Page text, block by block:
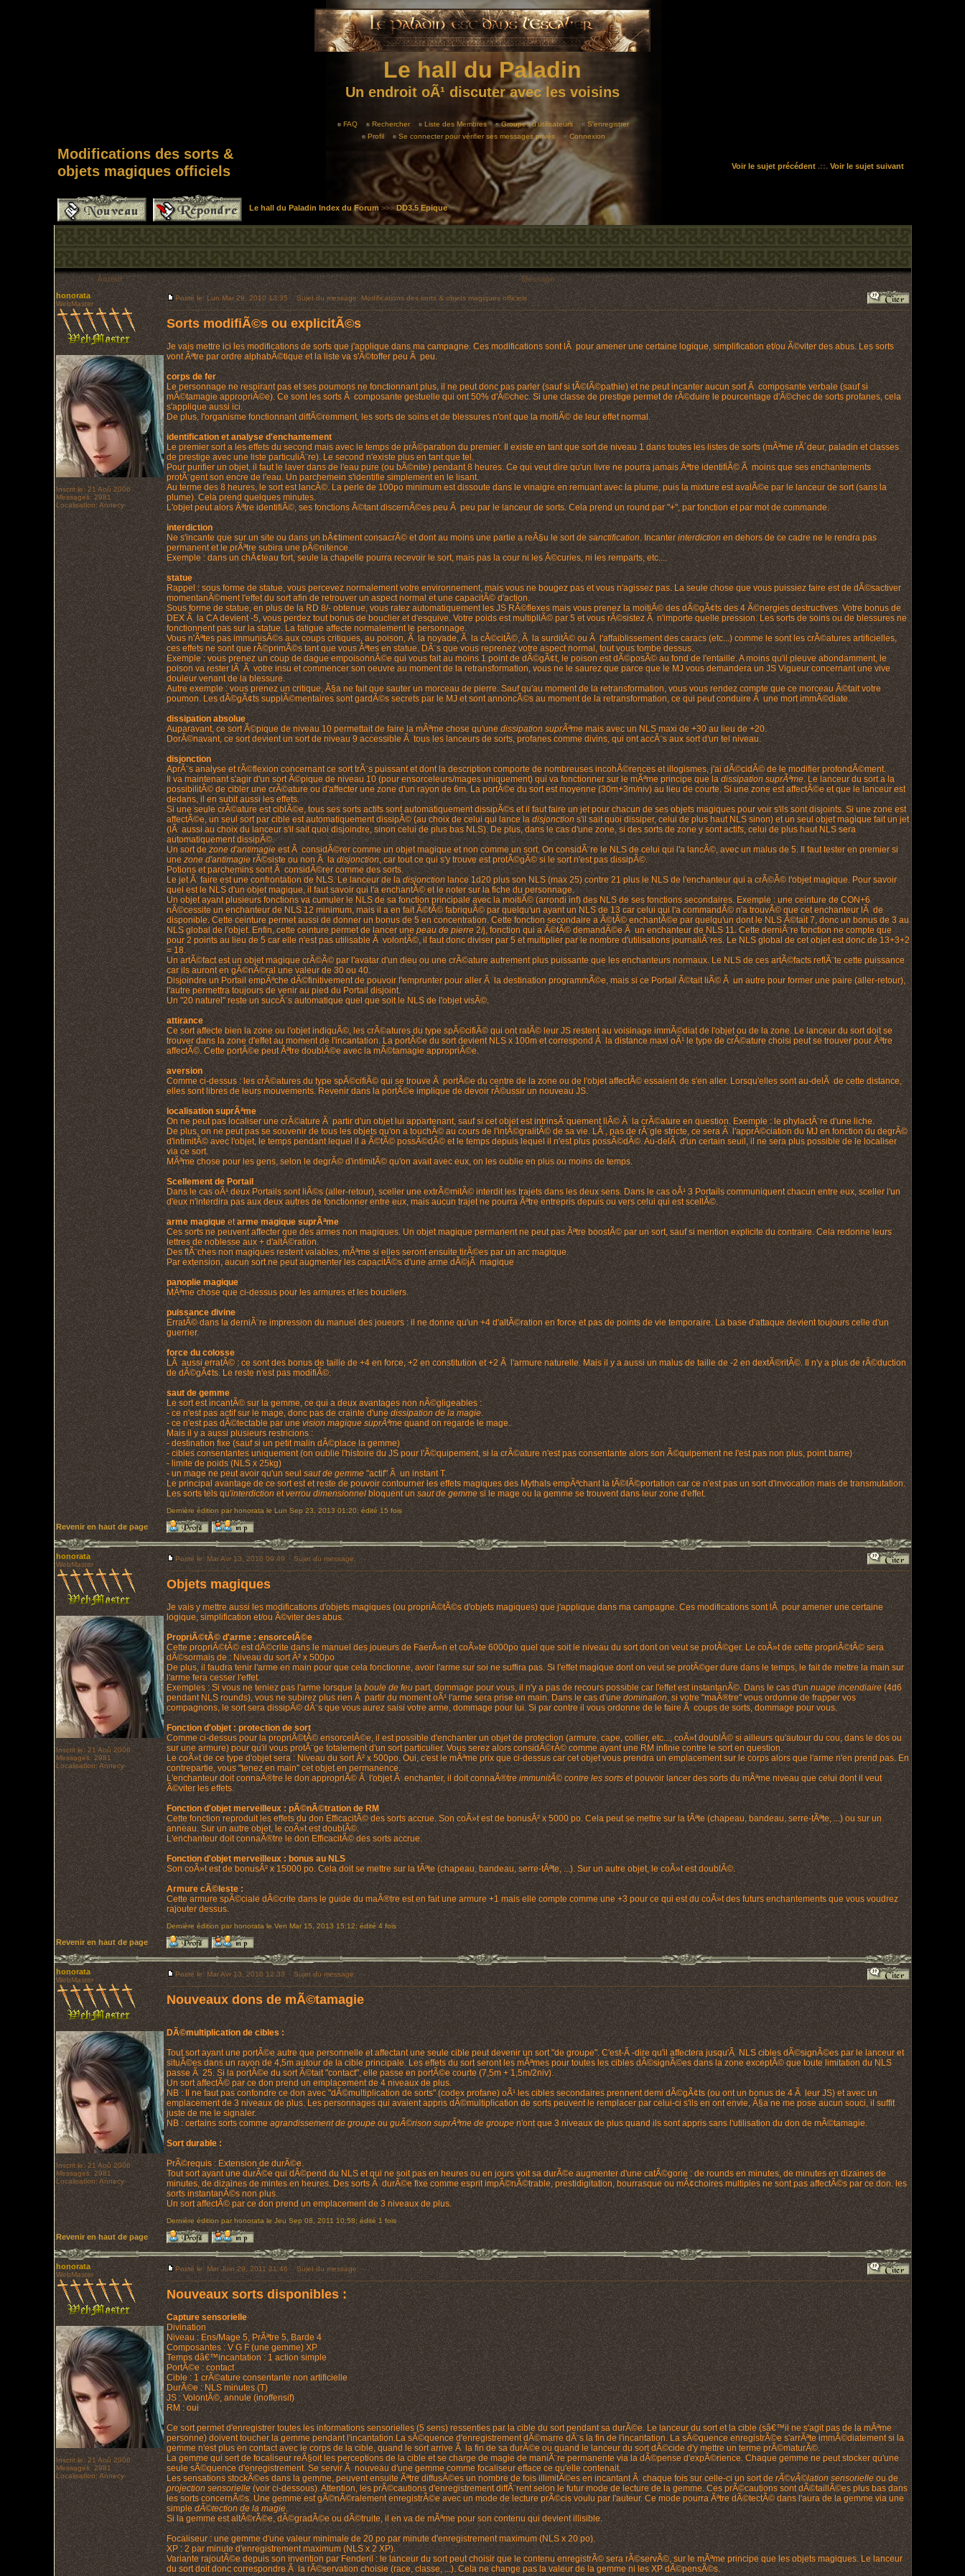
Le hall du Paladin
Un endroit oÃ¹ discuter avec les voisins
FAQ Rechercher Liste des Membres Groupes d'utilisateurs
S'enregistrer
Profil
Se connecter pour vérifier ses messages privés Connexion
Modifications des sorts &
objets magiques officiels
Voir le sujet précédent.::. Voir le sujet suivant
Le hall du Paladin Index du Forum >>>DD3.5 Epique
Auteur
Message
honorata
WebMaster
Inscrit le: 21 Aoû 2006
Messages: 2981
Localisation: Annecy
Posté le: Lun Mar 29, 2010 13:35 Sujet du message: Modifications des sorts & objets magiques officiels
Sorts modifiÃ©s ou explicitÃ©s
Je vais mettre ici les modifications de sorts que j'applique dans ma campagne. Ces modifications sont lÃ pour amener une certaine logique, simplification et/ou Ã©viter des abus. Les sorts
vont Ãªtre par ordre alphabÃ©tique et la liste va s'Ã©toffer peu Ã peu.
corps de fer
Le personnage ne respirant pas et ses poumons ne fonctionnant plus, il ne peut donc pas parler (sauf si tÃ©lÃ©pathie) et ne peut incanter aucun sort Ã composante verbale (sauf si
mÃ©tamagie appropriÃ©e). Ce sont les sorts Ã composante gestuelle qui ont 50% d'Ã©chec. Si une classe de prestige permet de rÃ©duire le pourcentage d'Ã©chec de sorts profanes, cela
s'applique aussi ici.
De plus, l'organisme fonctionnant diffÃ©remment, les sorts de soins et de blessures n'ont que la moitiÃ© de leur effet normal.
identification et analyse d'enchantement
Le premier sort a les effets du second mais avec le temps de prÃ©paration du premier. Il existe en tant que sort de niveau 1 dans toutes les listes de sorts (mÃªme rÃ´deur, paladin et classes
de prestige avec une liste particuliÃ¨re). Le second n'existe plus en tant que tel.
Pour purifier un objet, il faut le laver dans de l'eau pure (ou bÃ©nite) pendant 8 heures. Ce qui veut dire qu'un livre ne pourra jamais Ãªtre identifiÃ© Ã moins que ses enchantements
protÃ¨gent son encre de l'eau. Un parchemein s'identifie simplement en le lisant.
Au terme des 8 heures, le sort est lancÃ©. La perle de 100po minimum est dissoute dans le vinaigre en remuant avec la plume, puis la mixture est avalÃ©e par le lanceur de sort (sans la
plume). Cela prend quelques minutes.
L'objet peut alors Ãªtre identifiÃ©, ses fonctions Ã©tant discernÃ©es peu Ã peu par le lanceur de sorts. Cela prend un round par "+", par fonction et par mot de commande.
interdiction
Ne s'incante que sur un site ou dans un bÃ¢timent consacrÃ© et dont au moins une partie a reÃ§u le sort desanctification. Incanter interdictionen dehors de ce cadre ne le rendra pas
permanent et le prÃªtre subira une pÃ©nitence.
Exemple : dans un chÃ¢teau fort, seule la chapelle pourra recevoir le sort, mais pas la cour ni les Ã©curies, ni les remparts, etc....
statue
Rappel : sous forme de statue, vous percevez normalement votre environnement, mais vous ne bougez pas et vous n'agissez pas. La seule chose que vous puissiez faire est de dÃ©sactiver
momentanÃ©ment l'effet du sort afin de retrouver un aspect normal et une capacitÃ© d'action.
Sous forme de statue, en plus de la RD 8/- obtenue, vous ratez automatiquement les JS RÃ©flexes mais vous prenez la moitiÃ© des dÃ©gÃ¢ts des 4 Ã©nergies destructives. Votre bonus de
DEX Ã la CA devient -5, vous perdez tout bonus de bouclier et d'esquive. Votre poids est multipliÃ© par 5 et vous rÃ©sistez Ã n'importe quelle pression. Les sorts de soins ou de blessures ne
fonctionnent pas sur la statue. La fatigue affecte normalement le personnage.
Vous n'Ãªtes pas immunisÃ©s aux coups critiques, au poison, Ã la noyade, Ã la cÃ©citÃ©, Ã la surditÃ© ou Ã l'affaiblissement des caracs (etc...) comme le sont les crÃ©atures artificielles,
ces effets ne sont que rÃ©primÃ©s tant que vous Ãªtes en statue. DÃ¨s que vous reprenez votre aspect normal, tout vous tombe dessus.
Exemple : vous prenez un coup de dague empoisonnÃ©e qui vous fait au moins 1 point de dÃ©gÃ¢t, le poison est dÃ©posÃ© au fond de l'entaille. A moins qu'il pleuve abondamment, le
poison va rester lÃ Ã votre insu et commencer son oeuvre au moment de la retransformation, vous ne le saurez que parce que le MJ vous demandera un JS Vigueur concernant une vive
douleur venant de la blessure.
Autre exemple : vous prenez un critique, Ã§a ne fait que sauter un morceau de pierre. Sauf qu'au moment de la retransformation, vous vous rendez compte que ce morceau Ã©tait votre
poumon. Les dÃ©gÃ¢ts supplÃ©mentaires sont gardÃ©s secrets par le MJ et sont annoncÃ©s au moment de la retransformation, ce qui peut conduire Ã une mort immÃ©diate.
dissipation absolue
Auparavant, ce sort Ã©pique de niveau 10 permettait de faire la mÃªme chose qu'une dissipation suprÃªmemais avec un NLS maxi de +30 au lieu de +20.
DorÃ©navant, ce sort devient un sort de niveau 9 accessible Ã tous les lanceurs de sorts, profanes comme divins, qui ont accÃ¨s aux sort d'un tel niveau.
disjonction
AprÃ¨s analyse et rÃ©flexion concernant ce sort trÃ¨s puissant et dont la description comporte de nombreuses incohÃ©rences et illogismes, j'ai dÃ©cidÃ© de le modifier profondÃ©ment.
Il va maintenant s'agir d'un sort Ã©pique de niveau 10 (pour ensorceleurs/mages uniquement) qui va fonctionner sur le mÃªme principe que ladissipation suprÃªme. Le lanceur du sort a la
possibilitÃ© de cibler une crÃ©ature ou d'affecter une zone d'un rayon de 6m. La portÃ©e du sort est moyenne (30m+3m/niv) au lieu de courte. Si une zone est affectÃ©e et que le lanceur est
dedans, il en subit aussi les effets.
Si une seule crÃ©ature est ciblÃ©e, tous ses sorts actifs sont automatiquement dissipÃ©s et il faut faire un jet pour chacun de ses objets magiques pour voir s'ils sont disjoints. Si une zone est
affectÃ©e, un seul sort par cible est automatiquement dissipÃ© (au choix de celui qui lance ladisjonction s'il sait quoi dissiper, celui de plus haut NLS sinon) et un seul objet magique fait un jet
(lÃ aussi au choix du lanceur s'il sait quoi disjoindre, sinon celui de plus bas NLS). De plus, dans le cas d'une zone, si des sorts de zone y sont actifs, celui de plus haut NLS sera
automatiquement dissipÃ©.
Un sort dezone d'antimagieest Ã considÃ©rer comme un objet magique et non comme un sort. On considÃ¨re le NLS de celui qui l'a lancÃ©, avec un malus de 5. Il faut tester en premier si
une zone d'antimagierÃ©siste ou non Ã ladisjonction, car tout ce qui s'y trouve est protÃ©gÃ© si le sort n'est pas dissipÃ©.
Potions et parchemins sont Ã considÃ©rer comme des sorts.
Le jet Ã faire est une confrontation de NLS. Le lanceur de ladisjonctionlance 1d20 plus son NLS (max 25) contre 21 plus le NLS de l'enchanteur qui a crÃ©Ã© l'objet magique. Pour savoir
quel est le NLS d'un objet magique, il faut savoir qui l'a enchantÃ© et le noter sur la fiche du personnage.
Un objet ayant plusieurs fonctions va cumuler le NLS de sa fonction principale avec la moitiÃ© (arrondi inf) des NLS de ses fonctions secondaires. Exemple : une ceinture de CON+6
nÃ©cessite un enchanteur de NLS 12 minimum, mais il a en fait Ã©tÃ© fabriquÃ© par quelqu'un ayant un NLS de 13 car celui qui l'a commandÃ© n'a trouvÃ© que cet enchanteur lÃ de
disponible. Cette ceinture permet aussi de donner un bonus de 5 en concentration. Cette fonction secondaire a Ã©tÃ© enchantÃ©e par quelqu'un dont le NLS Ã©tait 7, donc un bonus de 3 au
NLS global de l'objet. Enfin, cette ceinture permet de lancer une peau de pierre2/j, fonction qui a Ã©tÃ© demandÃ©e Ã un enchanteur de NLS 11. Cette derniÃ¨re fonction ne compte que
pour 2 points au lieu de 5 car elle n'est pas utilisable Ã volontÃ©, il faut donc diviser par 5 et multiplier par le nombre d'utilisations journaliÃ¨res. Le NLS global de cet objet est donc de 13+3+2
= 18.
Un artÃ©fact est un objet magique crÃ©Ã© par l'avatar d'un dieu ou une crÃ©ature autrement plus puissante que les enchanteurs normaux. Le NLS de ces artÃ©facts reflÃ¨te cette puissance
car ils auront en gÃ©nÃ©ral une valeur de 30 ou 40.
Disjoindre un Portail empÃªche dÃ©finitivement de pouvoir l'emprunter pour aller Ã la destination programmÃ©e, mais si ce Portail Ã©tait liÃ© Ã un autre pour former une paire (aller-retour),
l'autre permettra toujours de venir au pied du Portail disjoint.
Un "20 naturel" reste un succÃ¨s automatique quel que soit le NLS de l'objet visÃ©.
attirance
Ce sort affecte bien la zone ou l'objet indiquÃ©, les crÃ©atures du type spÃ©cifiÃ© qui ont ratÃ© leur JS restent au voisinage immÃ©diat de l'objet ou de la zone. Le lanceur du sort doit se
trouver dans la zone d'effet au moment de l'incantation. La portÃ©e du sort devient NLS x 100m et correspond Ã la distance maxi oÃ¹ le type de crÃ©ature choisi peut se trouver pour Ãªtre
affectÃ©. Cette portÃ©e peut Ãªtre doublÃ©e avec la mÃ©tamagie appropriÃ©e.
aversion
Comme ci-dessus : les crÃ©atures du type spÃ©cifiÃ© qui se trouve Ã portÃ©e du centre de la zone ou de l'objet affectÃ© essaient de s'en aller. Lorsqu'elles sont au-delÃ de cette distance,
elles sont libres de leurs mouvements. Revenir dans la portÃ©e implique de devoir rÃ©ussir un nouveau JS.
localisation suprÃªme
On ne peut pas localiser une crÃ©ature Ã partir d'un objet lui appartenant, sauf si cet objet est intrinsÃ¨quement liÃ© Ã la crÃ©ature en question. Exemple : le phylactÃ¨re d'une liche.
De plus, on ne peut pas se souvenir de tous les objets qu'on a touchÃ© au cours de l'intÃ©gralitÃ© de sa vie. LÃ , pas de rÃ¨gle stricte, ce sera Ã l'apprÃ©ciation du MJ en fonction du degrÃ©
d'intimitÃ© avec l'objet, le temps pendant lequel il a Ã©tÃ© possÃ©dÃ© et le temps depuis lequel il n'est plus possÃ©dÃ©. Au-delÃ d'un certain seuil, il ne sera plus possible de le localiser
via ce sort.
MÃªme chose pour les gens, selon le degrÃ© d'intimitÃ© qu'on avait avec eux, on les oublie en plus ou moins de temps.
Scellement de Portail
Dans le cas oÃ¹ deux Portails sont liÃ©s (aller-retour), sceller une extrÃ©mitÃ© interdit les trajets dans les deux sens. Dans le cas oÃ¹ 3 Portails communiquent chacun entre eux, sceller l'un
d'eux n'interdira pas aux deux autres de fonctionner entre eux, mais aucun trajet ne pourra Ãªtre entrepris depuis ou vers celui qui est scellÃ©.
arme magiqueetarme magique suprÃªme
Ces sorts ne peuvent affecter que des armes non magiques. Un objet magique permanent ne peut pas Ãªtre boostÃ© par un sort, sauf si mention explicite du contraire. Cela redonne leurs
lettres de noblesse aux + d'altÃ©ration.
Des flÃ¨ches non magiques restent valables, mÃªme si elles seront ensuite tirÃ©es par un arc magique.
Par extension, aucun sort ne peut augmenter les capacitÃ©s d'une arme dÃ©jÃ magique
panoplie magique
MÃªme chose que ci-dessus pour les armures et les boucliers.
puissance divine
ErratÃ© dans la derniÃ¨re impression du manuel des joueurs : il ne donne qu'un +4 d'altÃ©ration en force et pas de points de vie temporaire. La base d'attaque devient toujours celle d'un
guerrier.
force du colosse
LÃ aussi erratÃ© : ce sont des bonus de taille de +4 en force, +2 en constitution et +2 Ã l'armure naturelle. Mais il y a aussi un malus de taille de -2 en dextÃ©ritÃ©. Il n'y a plus de rÃ©duction
de dÃ©gÃ¢ts. Le reste n'est pas modifiÃ©.
saut de gemme
Le sort est incantÃ© sur la gemme, ce qui a deux avantages non nÃ©gligeables :
- ce n'est pas actif sur le mage, donc pas de crainte d'une dissipation de la magie.
- ce n'est pas dÃ©tectable par unevision magique suprÃªmequand on regarde le mage.
Mais il y a aussi plusieurs restricions :
- destination fixe (sauf si un petit malin dÃ©place la gemme)
- cibles consentantes uniquement (on oublie l'histoire du JS pour l'Ã©quipement, si la crÃ©ature n'est pas consentante alors son Ã©quipement ne l'est pas non plus, point barre)
- limite de poids (NLS x 25kg)
- un mage ne peut avoir qu'un seulsaut de gemme"actif" Ã un instant T.
Le principal avantage de ce sort est et reste de pouvoir contourner les effets magiques des Mythals empÃªchant la tÃ©lÃ©portation car ce n'est pas un sort d'invocation mais de transmutation.
Les sorts tels qu'interdictionetverrou dimensionnelbloquent unsaut de gemmesi le mage ou la gemme se trouvent dans leur zone d'effet.
Dernière édition par honorata le Lun Sep 23, 2013 01:20; édité 15 fois
Revenir en haut de page
honorata
WebMaster
Inscrit le: 21 Aoû 2006
Messages: 2981
Localisation: Annecy
Posté le: Mar Avr 13, 2010 09:49 Sujet du message:
Objets magiques
Je vais y mettre aussi les modifications d'objets magiques (ou propriÃ©tÃ©s d'objets magiques) que j'applique dans ma campagne. Ces modifications sont lÃ pour amener une certaine
logique, simplification et/ou Ã©viter des abus.
PropriÃ©tÃ© d'arme : ensorcelÃ©e
Cette propriÃ©tÃ© est dÃ©crite dans le manuel des joueurs de FaerÃ»n et coÃ»te 6000po quel que soit le niveau du sort dont on veut se protÃ©ger. Le coÃ»t de cette propriÃ©tÃ© sera
dÃ©sormais de : Niveau du sort Â² x 500po
De plus, il faudra tenir l'arme en main pour que cela fonctionne, avoir l'arme sur soi ne suffira pas. Si l'effet magique dont on veut se protÃ©ger dure dans le temps, le fait de mettre la main sur
l'arme fera cesser l'effet.
Exemples : Si vous ne teniez pas l'arme lorsque laboule de feupart, dommage pour vous, il n'y a pas de recours possible car l'effet est instantanÃ©. Dans le cas d'unnuage incendiaire(4d6
pendant NLS rounds), vous ne subirez plus rien Ã partir du moment oÃ¹ l'arme sera prise en main. Dans le cas d'unedomination, si votre "maÃ®tre" vous ordonne de frapper vos
compagnons, le sort sera dissipÃ© dÃ¨s que vous aurez saisi votre arme, dommage pour lui. Si par contre il vous ordonne de le faire Ã coups de sorts, dommage pour vous.
Fonction d'objet : protection de sort
Comme ci-dessus pour la propriÃ©tÃ© ensorcelÃ©e, il est possible d'enchanter un objet de protection (armure, cape, collier, etc..., coÃ»t doublÃ© si ailleurs qu'autour du cou, dans le dos ou
sur une armure) pour qu'il vous protÃ¨ge totalement d'un sort particulier. Vous serez alors considÃ©rÃ© comme ayant une RM infinie contre le sort en question.
Le coÃ»t de ce type d'objet sera : Niveau du sort Â² x 500po. Oui, c'est le mÃªme prix que ci-dessus car cet objet vous prendra un emplacement sur le corps alors que l'arme n'en prend pas. En
contrepartie, vous "tenez en main" cet objet en permanence.
L'enchanteur doit connaÃ®tre le don appropriÃ© Ã l'objet Ã enchanter, il doit connaÃ®treimmunitÃ© contre les sortset pouvoir lancer des sorts du mÃªme niveau que celui dont il veut
Ã©viter les effets.
Fonction d'objet merveilleux : pÃ©nÃ©tration de RM
Cette fonction reproduit les effets du don EfficacitÃ© des sorts accrue. Son coÃ»t est de bonusÂ² x 5000 po. Cela peut se mettre sur la tÃªte (chapeau, bandeau, serre-tÃªte, ...) ou sur un
anneau. Sur un autre objet, le coÃ»t est doublÃ©.
L'enchanteur doit connaÃ®tre le don EfficacitÃ© des sorts accrue.
Fonction d'objet merveilleux : bonus au NLS
Son coÃ»t est de bonusÂ² x 15000 po. Cela doit se mettre sur la tÃªte (chapeau, bandeau, serre-tÃªte, ...). Sur un autre objet, le coÃ»t est doublÃ©.
Armure cÃ©leste :
Cette armure spÃ©ciale dÃ©crite dans le guide du maÃ®tre est en fait une armure +1 mais elle compte comme une +3 pour ce qui est du coÃ»t des futurs enchantements que vous voudrez
rajouter dessus.
Dernière édition par honorata le Ven Mar 15, 2013 15:12; édité 4 fois
Revenir en haut de page
honorata
WebMaster
Inscrit le: 21 Aoû 2006
Messages: 2981
Localisation: Annecy
Posté le: Mar Avr 13, 2010 12:33 Sujet du message:
Nouveaux dons de mÃ©tamagie
DÃ©multiplication de cibles :
Tout sort ayant une portÃ©e autre que personnelle et affectant une seule cible peut devenir un sort "de groupe". C'est-Ã -dire qu'il affectera jusqu'Ã NLS cibles dÃ©signÃ©es par le lanceur et
situÃ©es dans un rayon de 4,5m autour de la cible principale. Les effets du sort seront les mÃªmes pour toutes les cibles dÃ©signÃ©es dans la zone exceptÃ© que toute limitation du NLS
passe Ã 25. Si la portÃ©e du sort Ã©tait "contact", elle passe en portÃ©e courte (7,5m + 1,5m/2niv).
Un sort affectÃ© par ce don prend un emplacement de 4 niveaux de plus.
NB : Il ne faut pas confondre ce don avec "dÃ©multiplication de sorts" (codex profane) oÃ¹ les cibles secondaires prennent demi dÃ©gÃ¢ts (ou ont un bonus de 4 Ã leur JS) et avec un
emplacement de 3 niveaux de plus. Les personnages qui avaient appris dÃ©multiplication de sorts peuvent le remplacer par celui-ci s'ils en ont envie, Ã§a ne me pose aucun souci, il suffit
juste de me le signaler.
NB : certains sorts commeagrandissement de groupeouguÃ©rison suprÃªme de groupen'ont que 3 niveaux de plus quand ils sont appris sans l'utilisation du don de mÃ©tamagie.
Sort durable :
PrÃ©requis : Extension de durÃ©e.
Tout sort ayant une durÃ©e qui dÃ©pend du NLS et qui ne soit pas en heures ou en jours voit sa durÃ©e augmenter d'une catÃ©gorie : de rounds en minutes, de minutes en dizaines de
minutes, de dizaines de mintes en heures. Des sorts Ã durÃ©e fixe comme esprit impÃ©nÃ©trable, prestidigitation, bourrasque ou mÃ¢choires multiples ne sont pas affectÃ©s par ce don. les
sorts instantanÃ©s non plus.
Un sort affectÃ© par ce don prend un emplacement de 3 niveaux de plus.
Dernière édition par honorata le Jeu Sep 08, 2011 10:58; édité 1 fois
Revenir en haut de page
honorata
WebMaster
Inscrit le: 21 Aoû 2006
Messages: 2981
Localisation: Annecy
Posté le: Mer Juin 29, 2011 21:46 Sujet du message:
Nouveaux sorts disponibles :
Capture sensorielle
Divination
Niveau : Ens/Mage 5, PrÃªtre 5, Barde 4
Composantes : V G F (une gemme) XP
Temps dâ€™incantation : 1 action simple
PortÃ©e : contact
Cible : 1 crÃ©ature consentante non artificielle
DurÃ©e : NLS minutes (T)
JS : VolontÃ©, annule (inoffensif)
RM : oui
Ce sort permet d'enregistrer toutes les informations sensorielles (5 sens) ressenties par la cible du sort pendant sa durÃ©e. Le lanceur du sort et la cible (sâ€™il ne s'agit pas de la mÃªme
personne) doivent toucher la gemme pendant l'incantation.La sÃ©quence d'enregistrement dÃ©marre dÃ¨s la fin de l'incantation. La sÃ©quence enregistrÃ©e s'arrÃªte immÃ©diatement si la
gemme n'est plus en contact avec le corps de la cible, quand le sort arrive Ã la fin de sa durÃ©e ou quand le lanceur du sort dÃ©cide d'y mettre un terme prÃ©maturÃ©.
La gemme qui sert de focaliseur reÃ§oit les perceptions de la cible et se charge de magie de maniÃ¨re permanente via la dÃ©pense d'expÃ©rience. Chaque gemme ne peut stocker qu'une
seule sÃ©quence d'enregistrement. Se servir Ã nouveau d'une gemme comme focaliseur efface ce qu'elle contenait.
Les sensations stockÃ©es dans la gemme, peuvent ensuite Ãªtre diffusÃ©es un nombre de fois illimitÃ©es en incantant Ã chaque fois sur celle-ci un sort de rÃ©vÃ©lation sensorielleou de
projection sensorielle(voir ci-dessous). Attention, les prÃ©cautions d'enregistrement diffÃ¨rent selon le futur mode de lecture de la gemme. Ces prÃ©cautions sont dÃ©taillÃ©es plus bas dans
les sorts concernÃ©s. Une gemme est gÃ©nÃ©ralement enregistrÃ©e avec un mode de lecture prÃ©cis voulu par l'auteur. Ce mode pourra Ãªtre dÃ©tectÃ© dans l'aura de la gemme via une
simpledÃ©tection de la magie.
Si la gemme est altÃ©rÃ©e, dÃ©gradÃ©e ou dÃ©truite, il en va de mÃªme pour son contenu qui devient illisible.
Focaliseur : une gemme d'une valeur minimale de 20 po par minute d'enregistrement maximum (NLS x 20 po).
XP : 2 par minute d'enregistrement maximum (NLS x 2 XP).
Variante rajoutÃ©e depuis son invention par Fenderil : le lanceur du sort peut choisir que le contenu enregistrÃ© sera rÃ©servÃ©, sur le mÃªme principe que les objets magiques. Le lanceur
du sort doit donc correspondre Ã la rÃ©servation choisie (race, classe, ...). Cela ne change pas la valeur de la gemme ni les XP dÃ©pensÃ©s.